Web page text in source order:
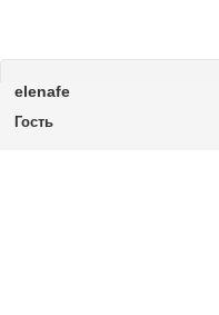
elenafe
Гость